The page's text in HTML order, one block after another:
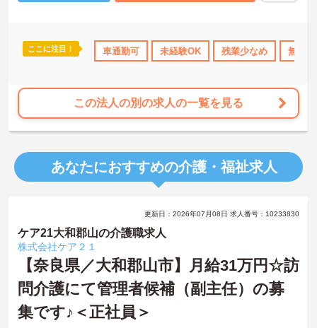
日以上 資格取得サポート 研修制度あり 産休･育休･介護休暇
ここに注目！ 車通勤可 未経験OK 残業少なめ 無資
この法人の別の求人の一覧を見る
あなたにおすすめの介護・福祉求人
更新日：2026年07月08日 求人番号：10233830
ケア21大和郡山の介護職求人
株式会社ケア２１
【奈良県／大和郡山市】月給31万円☆訪
問介護にて管理者候補（副主任）の募
集です♪＜正社員＞